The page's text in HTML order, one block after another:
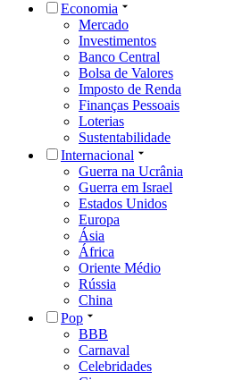
Economia
Mercado
Investimentos
Banco Central
Bolsa de Valores
Imposto de Renda
Finanças Pessoais
Loterias
Sustentabilidade
Internacional
Guerra na Ucrânia
Guerra em Israel
Estados Unidos
Europa
Ásia
África
Oriente Médio
Rússia
China
Pop
BBB
Carnaval
Celebridades